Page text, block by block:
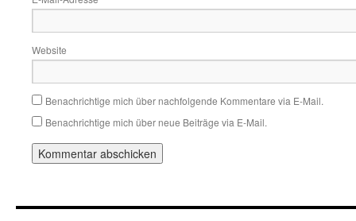
Website
Benachrichtige mich über nachfolgende Kommentare via E-Mail.
Benachrichtige mich über neue Beiträge via E-Mail.